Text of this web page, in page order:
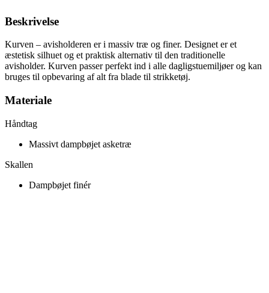
Beskrivelse
Kurven – avisholderen er i massiv træ og finer. Designet er et
æstetisk silhuet og et praktisk alternativ til den traditionelle
avisholder. Kurven passer perfekt ind i alle dagligstuemiljøer og kan
bruges til opbevaring af alt fra blade til strikketøj.
Materiale
Håndtag
Massivt dampbøjet asketræ
Skallen
Dampbøjet finér